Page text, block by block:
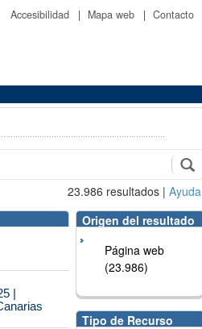
Accesibilidad | Mapa web | Contacto
23.986 resultados | Ayuda
|
Origen del resultado
Página web
(23.986)
Tipo de Recurso